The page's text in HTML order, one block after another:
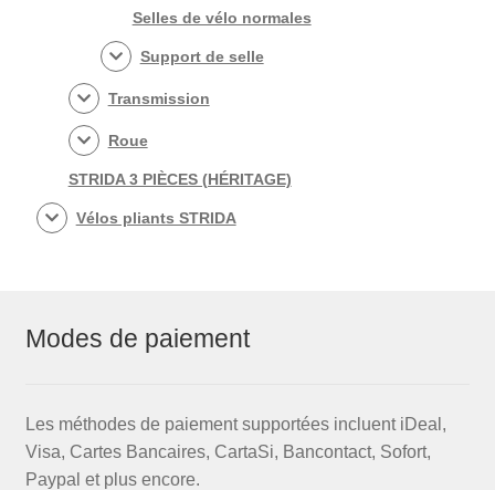
Selles de vélo normales
Support de selle
Transmission
Roue
STRIDA 3 PIÈCES (HÉRITAGE)
Vélos pliants STRIDA
Modes de paiement
Les méthodes de paiement supportées incluent iDeal,
Visa, Cartes Bancaires, CartaSi, Bancontact, Sofort,
Paypal et plus encore.